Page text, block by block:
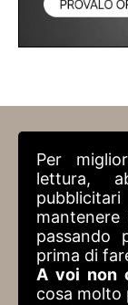
Per
lettura,
passando
prima di
A voi non
cosa molto